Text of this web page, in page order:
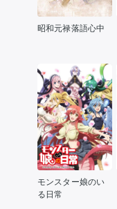
昭和元禄落語心中
モンスター娘のい
る日常